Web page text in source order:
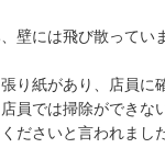
壁には飛び散ってい
り紙があり、店員に
員では掃除ができな
ださいと言われました